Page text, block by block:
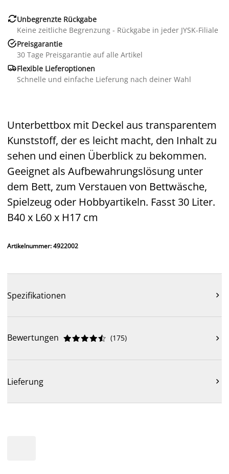
Unbegrenzte Rückgabe
Keine zeitliche Begrenzung - Rückgabe in jeder JYSK-Filiale
Preisgarantie
30 Tage Preisgarantie auf alle Artikel
Flexible Lieferoptionen
Schnelle und einfache Lieferung nach deiner Wahl
Unterbettbox mit Deckel aus transparentem
Kunststoff, der es leicht macht, den Inhalt zu
sehen und einen Überblick zu bekommen.
Geeignet als Aufbewahrungslösung unter
dem Bett, zum Verstauen von Bettwäsche,
Spielzeug oder Hobbyartikeln. Fasst 30 Liter.
B40 x L60 x H17 cm
Artikelnummer: 4922002
Spezifikationen 
Bewertungen 




 (175) 
Lieferung 